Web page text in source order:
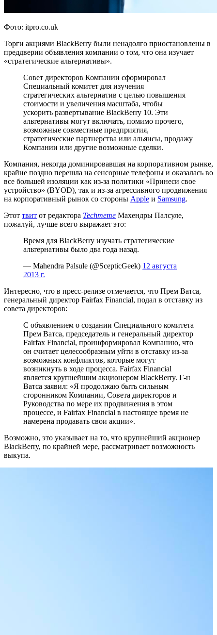
Фото: itpro.co.uk
Торги акциями BlackBerry были ненадолго приостановлены в
преддверии объявления компании о том, что она изучает
«стратегические альтернативы».
Совет директоров Компании сформировал
Специальный комитет для изучения
стратегических альтернатив с целью повышения
стоимости и увеличения масштаба, чтобы
ускорить развертывание BlackBerry 10. Эти
альтернативы могут включать, помимо прочего,
возможные совместные предприятия,
стратегические партнерства или альянсы, продажу
Компании или другие возможные сделки.
Компания, некогда доминировавшая на корпоративном рынке,
крайне поздно перешла на сенсорные телефоны и оказалась во
все большей изоляции как из-за политики «Принеси свое
устройство» (BYOD), так и из-за агрессивного продвижения
на корпоративный рынок со стороны Apple и Samsung.
Этот твит от редактора Techmeme Махендры Палсуле,
пожалуй, лучше всего выражает это:
Время для BlackBerry изучать стратегические
альтернативы было два года назад.
— Mahendra Palsule (@ScepticGeek) 12 августа
2013 г.
Интересно, что в пресс-релизе отмечается, что Прем Ватса,
генеральный директор Fairfax Financial, подал в отставку из
совета директоров:
С объявлением о создании Специального комитета
Прем Ватса, председатель и генеральный директор
Fairfax Financial, проинформировал Компанию, что
он считает целесообразным уйти в отставку из-за
возможных конфликтов, которые могут
возникнуть в ходе процесса. Fairfax Financial
является крупнейшим акционером BlackBerry. Г-н
Ватса заявил: «Я продолжаю быть сильным
сторонником Компании, Совета директоров и
Руководства по мере их продвижения в этом
процессе, и Fairfax Financial в настоящее время не
намерена продавать свои акции».
Возможно, это указывает на то, что крупнейший акционер
BlackBerry, по крайней мере, рассматривает возможность
выкупа.